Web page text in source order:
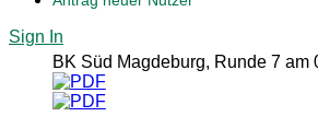
Sign In
BK Süd Magdeburg, Runde 7 am